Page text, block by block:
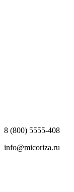
8 (800) 5555-408
info@micoriza.ru